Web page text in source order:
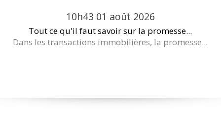
10h43 01 août 2026
Tout ce qu'il faut savoir sur la promesse...
Dans les transactions immobilières, la promesse...